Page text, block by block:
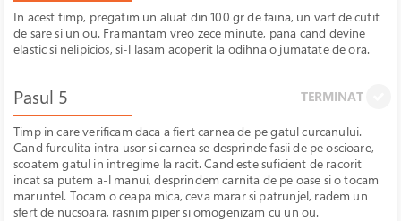
In acest timp, pregatim un aluat din 100 gr de faina, un varf de cutit
de sare si un ou. Framantam vreo zece minute, pana cand devine
elastic si nelipicios, si-l lasam acoperit la odihna o jumatate de ora.
Pasul 5 TERMINAT
Timp in care verificam daca a fiert carnea de pe gatul curcanului.
Cand furculita intra usor si carnea se desprinde fasii de pe oscioare,
scoatem gatul in intregime la racit. Cand este suficient de racorit
incat sa putem a-l manui, desprindem carnita de pe oase si o tocam
maruntel. Tocam o ceapa mica, ceva marar si patrunjel, radem un
sfert de nucsoara, rasnim piper si omogenizam cu un ou.